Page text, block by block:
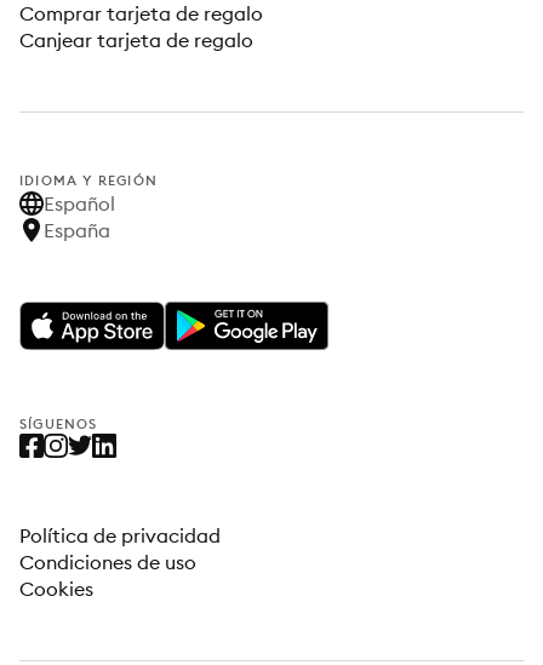
Comprar tarjeta de regalo
Canjear tarjeta de regalo
IDIOMA Y REGIÓN
Español
España
SÍGUENOS
Política de privacidad
Condiciones de uso
Cookies